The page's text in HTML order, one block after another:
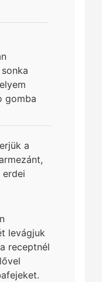
gomba
a
levágjuk
receptnél